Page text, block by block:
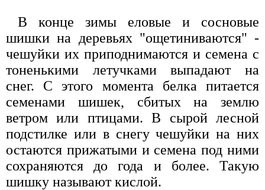
В конце зимы еловые и сосновые
шишки на деревьях "ощетиниваются" -
чешуйки их приподнимаются и семена с
тоненькими летучками выпадают на
снег. С этого момента белка питается
семенами шишек, сбитых на землю
ветром или птицами. В сырой лесной
подстилке или в снегу чешуйки на них
остаются прижатыми и семена под ними
сохраняются до года и более. Такую
шишку называют кислой.